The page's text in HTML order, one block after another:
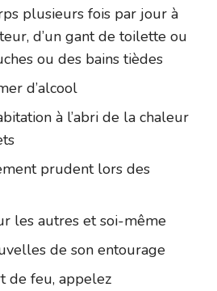
plusieurs fois par jour à
d’un gant de toilette ou
ou des bains tièdes
d’alcool
à l’abri de la chaleur
prudent lors des
les autres et soi-même
de son entourage
de feu, appelez